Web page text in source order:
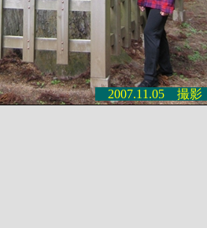
2007.11.05 撮